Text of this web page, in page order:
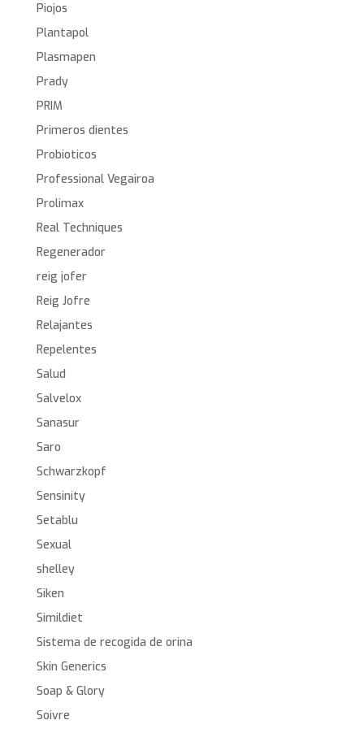
Piojos
Plantapol
Plasmapen
Prady
PRIM
Primeros dientes
Probioticos
Professional Vegairoa
Prolimax
Real Techniques
Regenerador
reig jofer
Reig Jofre
Relajantes
Repelentes
Salud
Salvelox
Sanasur
Saro
Schwarzkopf
Sensinity
Setablu
Sexual
shelley
Siken
Simildiet
Sistema de recogida de orina
Skin Generics
Soap & Glory
Soivre